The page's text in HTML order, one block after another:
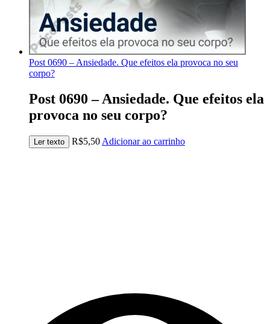
Post 0690 – Ansiedade. Que efeitos ela provoca no seu
corpo?
Post 0690 – Ansiedade. Que efeitos ela
provoca no seu corpo?
Ler texto R$5,50 Adicionar ao carrinho